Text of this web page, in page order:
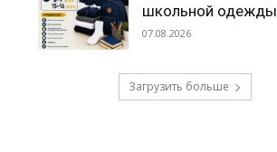
школьной одежды
07.08.2026
Загрузить больше